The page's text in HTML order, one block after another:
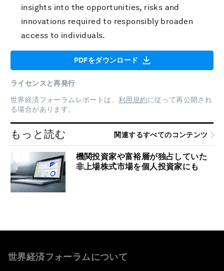
insights into the opportunities, risks and
innovations required to responsibly broaden
access to individuals.
PDFをダウンロード
ライセンスと再発行
世界経済フォーラムレポートは、 利用規約に従って再公開され
る場合があります。
もっと読む 関連するすべてのコンテンツ
機関投資家や富裕層が独占していた
非上場株式市場を個人投資家にも
世界経済フォーラムについて